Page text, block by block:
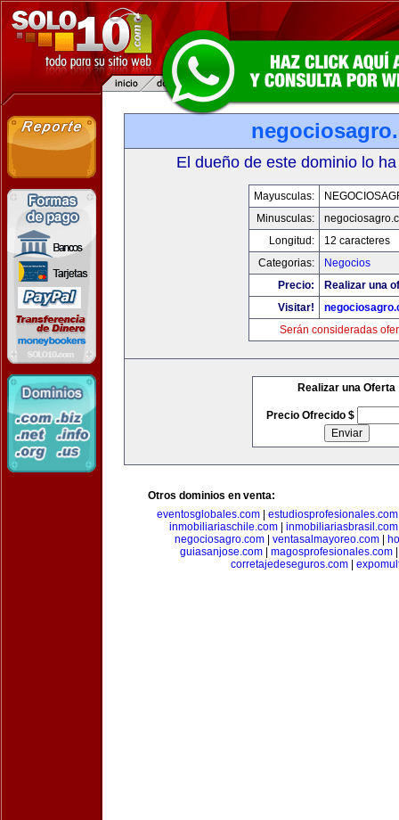
El dueño de este dominio lo
Mayusculas:
Minusculas:
Longitud:
12 caracteres
Categorias:
Negocios
Precio:
Realizar una
Visitar!
Serán consideradas
Realizar una Oferta
Precio Ofrecido $
Otros dominios en venta:
eventosglobales.com| estudiosprofesionales.com
inmobiliariaschile.com| inmobiliariasbrasil.com
negociosagro.com
ventasalmayoreo.com
guiasanjose.com| magosprofesionales.com
corretajedeseguros.com